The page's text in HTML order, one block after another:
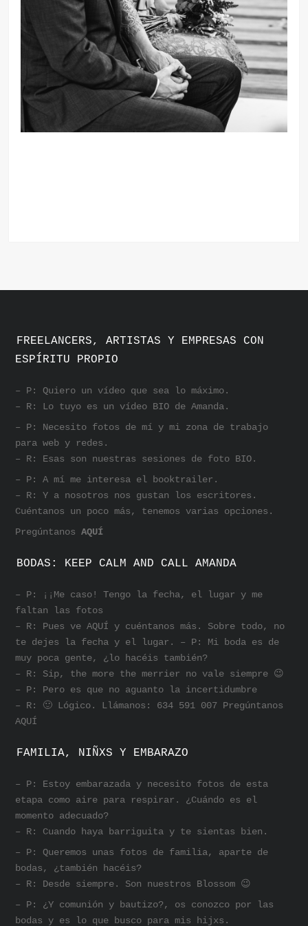
FREELANCERS, ARTISTAS Y EMPRESAS CON
ESPÍRITU PROPIO
– P: Quiero un vídeo que sea lo máximo.
– R: Lo tuyo es un vídeo BIO de Amanda.
– P: Necesito fotos de mí y mi zona de trabajo
para web y redes.
– R: Esas son nuestras sesiones de foto BIO.
– P: A mí me interesa el booktrailer.
– R: Y a nosotros nos gustan los escritores.
Cuéntanos un poco más, tenemos varias opciones.
PregúntanosAQUÍ
BODAS: KEEP CALM AND CALL AMANDA
– P: ¡¡Me caso! Tengo la fecha, el lugar y me
faltan las fotos
– R: Pues ve AQUÍ y cuéntanos más. Sobre todo, no
te dejes la fecha y el lugar. – P: Mi boda es de
muy poca gente, ¿lo hacéis también?
– R: Sip, the more the merrier no vale siempre 😉
– P: Pero es que no aguanto la incertidumbre
– R: 🙂 Lógico. Llámanos: 634 591 007 Pregúntanos
AQUÍ
FAMILIA, NIÑXS Y EMBARAZO
– P: Estoy embarazada y necesito fotos de esta
etapa como aire para respirar. ¿Cuándo es el
momento adecuado?
– R: Cuando haya barriguita y te sientas bien.
– P: Queremos unas fotos de familia, aparte de
bodas, ¿también hacéis?
– R: Desde siempre. Son nuestros Blossom 😉
– P: ¿Y comunión y bautizo?, os conozco por las
bodas y es lo que busco para mis hijxs.